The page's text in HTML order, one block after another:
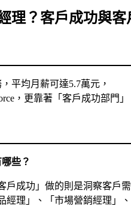
理？客戶成功與客
平均月薪可達5.7萬元，
，更靠著「客戶成功部門」
些？
戶成功」做的則是洞察客戶
理」、「市場營銷經理」